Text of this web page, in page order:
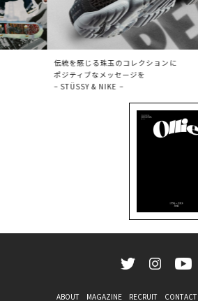
伝統を感じる珠玉のコレクションに
ポジティブなメッセージを
– STÜSSY & NIKE –
ABOUT MAGAZINE RECRUIT CONTACT